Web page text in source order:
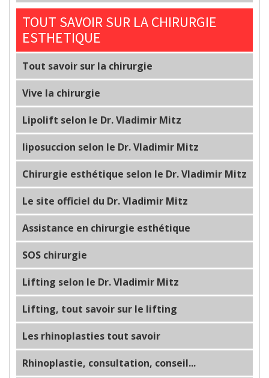
TOUT SAVOIR SUR LA CHIRURGIE
ESTHETIQUE
Tout savoir sur la chirurgie
Vive la chirurgie
Lipolift selon le Dr. Vladimir Mitz
liposuccion selon le Dr. Vladimir Mitz
Chirurgie esthétique selon le Dr. Vladimir Mitz
Le site officiel du Dr. Vladimir Mitz
Assistance en chirurgie esthétique
SOS chirurgie
Lifting selon le Dr. Vladimir Mitz
Lifting, tout savoir sur le lifting
Les rhinoplasties tout savoir
Rhinoplastie, consultation, conseil...